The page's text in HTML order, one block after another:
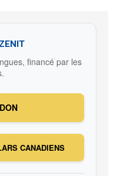
financé par les
CANADIENS